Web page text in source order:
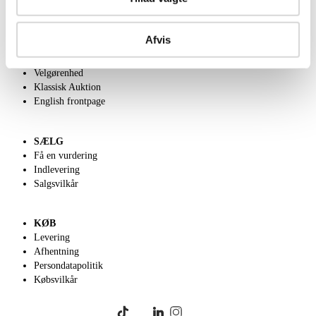
Afvis
Kontakt os
Velgørenhed
Klassisk Auktion
English frontpage
SÆLG
Få en vurdering
Indlevering
Salgsvilkår
KØB
Levering
Afhentning
Persondatapolitik
Købsvilkår